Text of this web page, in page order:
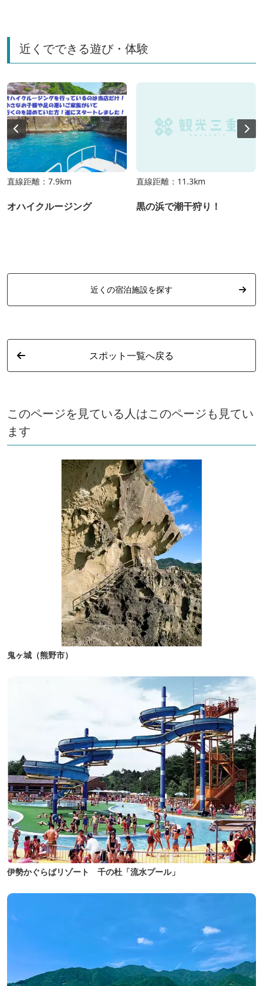
近くでできる遊び・体験
直線距離：7.9km
オハイクルージング
直線距離：11.3km
黒の浜で潮干狩り！
近くの宿泊施設を探す
スポット一覧へ戻る
このページを見ている人はこのページも見てい
ます
鬼ヶ城（熊野市）
伊勢かぐらばリゾート 千の杜「流水プール」